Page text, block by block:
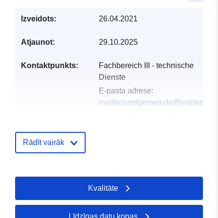
Izveidots: 26.04.2021
Atjaunot: 29.10.2025
Kontaktpunkts:
Fachbereich III - technische
Dienste
E-pasta adrese:
mailto:samtgemeinde@velpke.de
ieraksts:
2026
Jaunākā informācija par
25 July 2026
Rādīt vairāk
Kvalitāte